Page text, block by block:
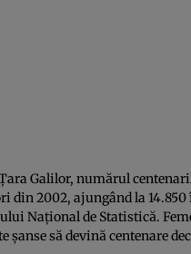
Galilor, numărul
din 2002, ajungând la
Național de Statistică.
șanse să devină centenare